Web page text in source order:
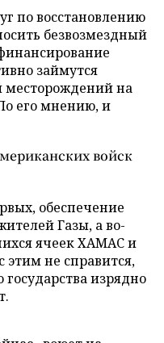
по восстановлению
безвозмездный
займутся
месторождений на
его мнению, и
войск
обеспечение
Газы, а во-
ячеек ХАМАС и
этим не справится,
изрядно